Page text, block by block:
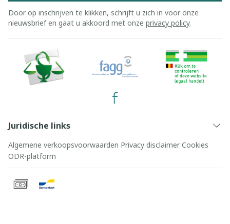
Door op inschrijven te klikken, schrijft u zich in voor onze
nieuwsbrief en gaat u akkoord met onze privacy policy.
Juridische links
Algemene verkoopsvoorwaarden Privacy disclaimer Cookies
ODR-platform